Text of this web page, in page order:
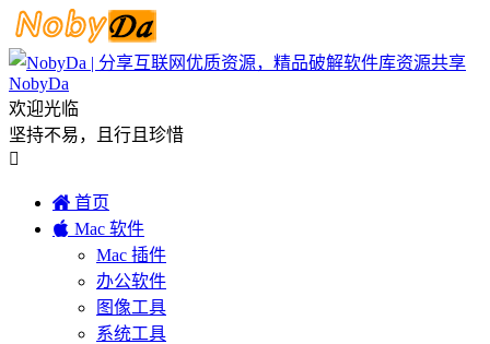
NobyDa
欢迎光临
坚持不易，且行且珍惜

 首页
 Mac 软件
Mac 插件
办公软件
图像工具
系统工具